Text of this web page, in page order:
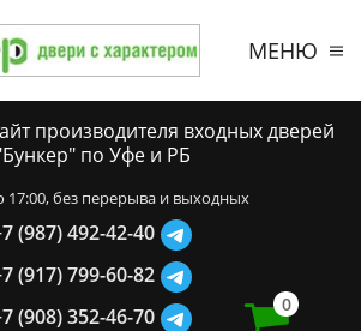
МЕНЮ
производителя входных дверей
по Уфе и РБ
17:00, без перерыва и выходных
(987) 492-42-40
(917) 799-60-82
(908) 352-46-70
0